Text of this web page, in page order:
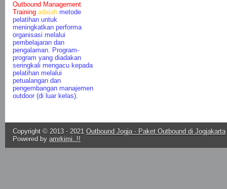
Outbound Management
Training adalah metode
pelatihan untuk
meningkatkan performa
organisasi melalui
pembelajaran dan
pengalaman. Program-
program yang diadakan
seringkali mengacu kepada
pelatihan melalui
petualangan dan
pengembangan manajemen
outdoor (di luar kelas).
Copyright © 2013 - 2021 Outbound Jogja - Paket Outbound di Jogjakarta
Powered by amrkimi..!!